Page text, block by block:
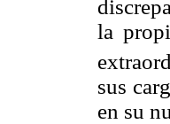
la
sus
en su